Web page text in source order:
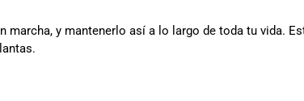
marcha, y mantenerlo así a lo largo de toda tu vida.